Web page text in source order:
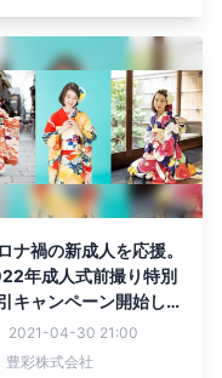
ナ禍の新成人を応援。
年成人式前撮り特別
キャンペーン開始しま
2021-04-30 21:00
豊彩株式会社